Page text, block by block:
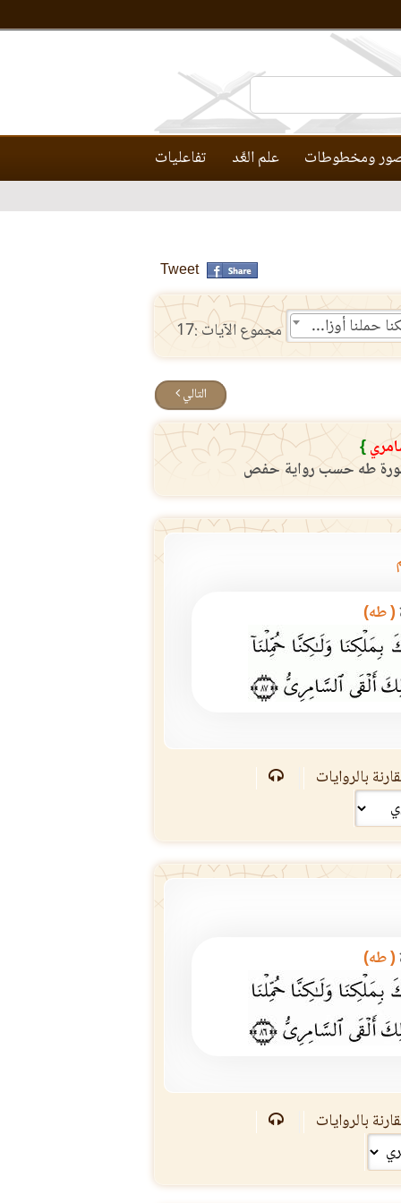
ومخطوطات علم العَّد تفاعليات
Tweet
87- قالوا ما أخلفنا موعدك بملكنا ولكنا حملنا أوزارا من زينة القوم فقذفناها فكذلك ألقى السامري مجموع الآيات :17
التالي
}
( طه)
بالروايات
( طه)
بالروايات